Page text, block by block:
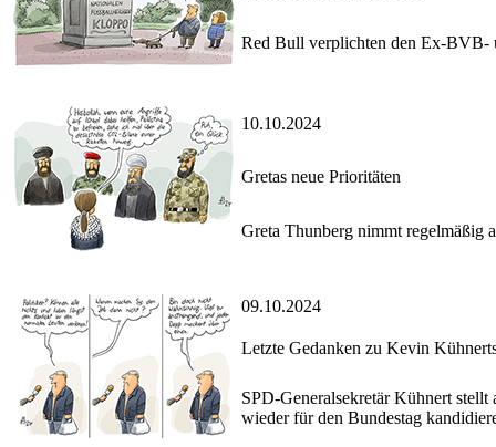
Red Bull verplichten den Ex-BVB-
10.10.2024
Gretas neue Prioritäten
Greta Thunberg nimmt regelmäßig
09.10.2024
Letzte Gedanken zu Kevin
SPD-Generalsekretär Kühnert
wieder für den Bundestag